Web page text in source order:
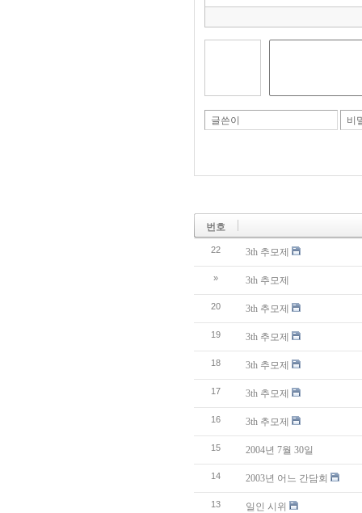
글쓴이 비
번호
22 3th 추모제
» 3th 추모제
20 3th 추모제
19 3th 추모제
18 3th 추모제
17 3th 추모제
16 3th 추모제
15 2004년 7월 30일
14 2003년 어느 간담회
13 일인 시위